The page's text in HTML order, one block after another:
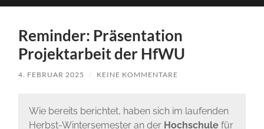
Menü
Reminder: Präsentation
Projektarbeit der HfWU
4. FEBRUAR 2025 / KEINE KOMMENTARE
Wie bereits berichtet, haben sich im laufenden
Herbst-Wintersemester an der Hochschule für